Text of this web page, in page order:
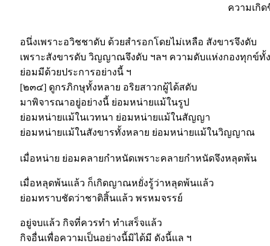
ความเกิ
อนึ่งเพราะอวิชชาดับ ด้วยสำรอกโดยไม่เหลือ สังขารจึงดับ
เพราะสังขารดับ วิญญาณจึงดับ ฯลฯ ความดับแห่งกองทุกข์ทั้
ย่อมมีด้วยประการอย่างนี้ ฯ
[๒๓๔] ดูกรภิกษุทั้งหลาย อริยสาวกผู้ได้สดับ
มาพิจารณาอยู่อย่างนี้ ย่อมหน่ายแม้ในรูป
ย่อมหน่ายแม้ในเวทนา ย่อมหน่ายแม้ในสัญญา
ย่อมหน่ายแม้ในสังขารทั้งหลาย ย่อมหน่ายแม้ในวิญญาณ
เมื่อหน่าย ย่อมคลายกำหนัดเพราะคลายกำหนัดจึงหลุดพ้น
เมื่อหลุดพ้นแล้ว ก็เกิดญาณหยั่งรู้ว่าหลุดพ้นแล้ว
ย่อมทราบชัดว่าชาติสิ้นแล้ว พรหมจรรย์
อยู่จบแล้ว กิจที่ควรทำ ทำเสร็จแล้ว
กิจอื่นเพื่อความเป็นอย่างนี้มิได้มี ดังนี้แล ฯ